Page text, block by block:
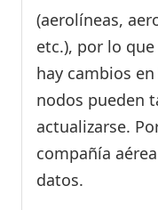
(aerolíneas,
etc.), por lo
hay cambios
nodos pueden
actualizarse.
compañía
datos.